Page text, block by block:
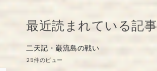
最近読まれている記事
二天記・巌流島の戦い
25件のビュー